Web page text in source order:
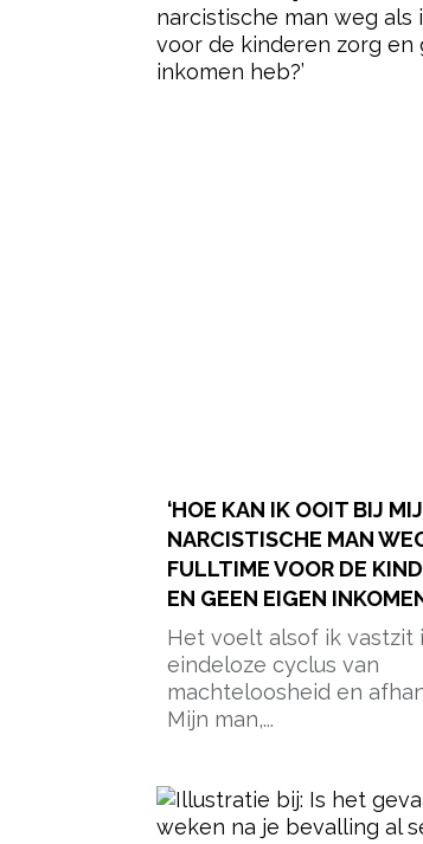
‘HOE KAN IK OOIT BIJ
NARCISTISCHE MAN
FULLTIME VOOR DE
EN GEEN EIGEN
Het voelt alsof ik vastzit
eindeloze cyclus van
machteloosheid en
Mijn man,...